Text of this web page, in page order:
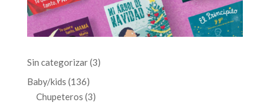
Sin categorizar 33
Baby/kids 136136
productos
Chupeteros 33